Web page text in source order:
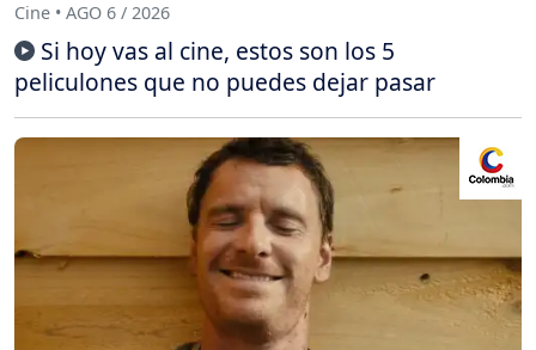
Cine • AGO 6 / 2026
Si hoy vas al cine, estos son los 5
peliculones que no puedes dejar pasar